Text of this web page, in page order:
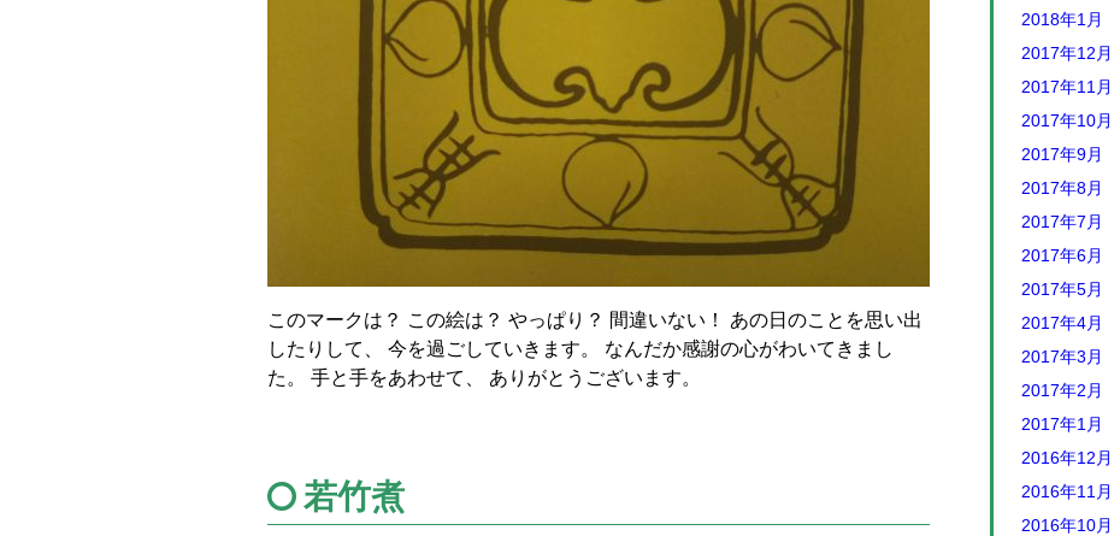
このマークは？ この絵は？ やっぱり？ 間違いない！ あの日のことを思い出
したりして、 今を過ごしていきます。 なんだか感謝の心がわいてきまし
た。 手と手をあわせて、 ありがとうございます。
若竹煮
2018年1月
2017年12月
2017年11月
2017年10月
2017年9月
2017年8月
2017年7月
2017年6月
2017年5月
2017年4月
2017年3月
2017年2月
2017年1月
2016年12月
2016年11月
2016年10月